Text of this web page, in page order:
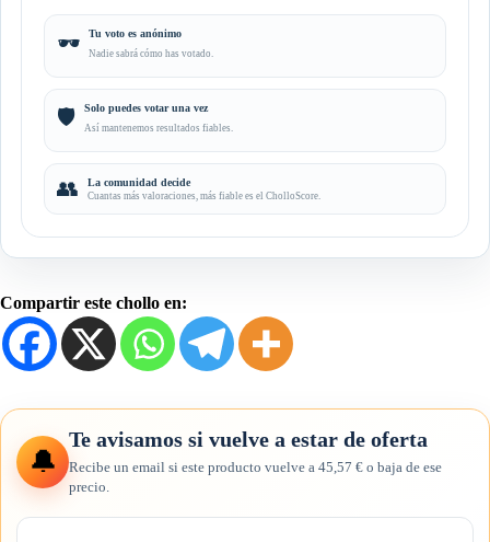
🕶️ Tu voto es anónimo
Nadie sabrá cómo has votado.
🛡️ Solo puedes votar una vez
Así mantenemos resultados fiables.
👥 La comunidad decide
Cuantas más valoraciones, más fiable es el CholloScore.
Compartir este chollo en:
🔔
Te avisamos si vuelve a estar de oferta
Recibe un email si este producto vuelve a 45,57 € o baja de ese
precio.